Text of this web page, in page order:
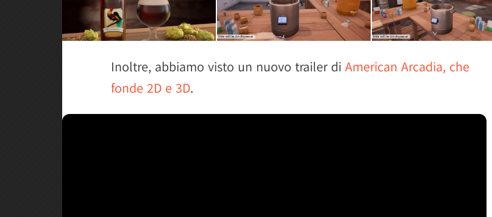
Inoltre, abbiamo visto un nuovo trailer di American Arcadia, che
fonde 2D e 3D.